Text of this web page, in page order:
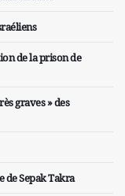
de la prison de
graves » des
Sepak Takra